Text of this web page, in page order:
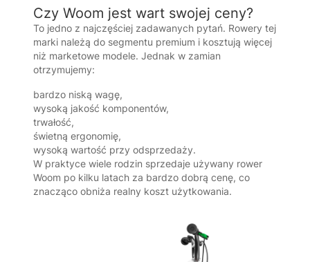
Czy Woom jest wart swojej ceny?
To jedno z najczęściej zadawanych pytań. Rowery tej
marki należą do segmentu premium i kosztują więcej
niż marketowe modele. Jednak w zamian
otrzymujemy:
bardzo niską wagę,
wysoką jakość komponentów,
trwałość,
świetną ergonomię,
wysoką wartość przy odsprzedaży.
W praktyce wiele rodzin sprzedaje używany rower
Woom po kilku latach za bardzo dobrą cenę, co
znacząco obniża realny koszt użytkowania.